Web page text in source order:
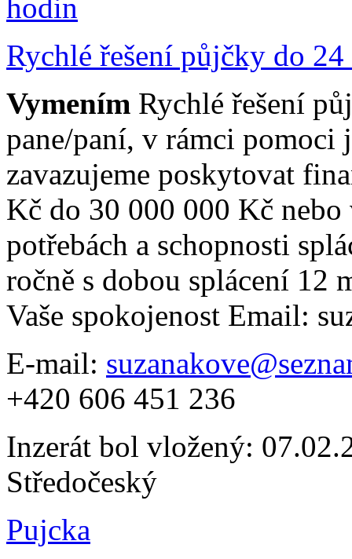
Rychlé řešení půjčky do
Vymením Rychlé řešení
pane/paní, v rámci pomoci
zavazujeme poskytovat
Kč do 30 000 000 Kč
potřebách a schopnosti
ročně s dobou splácení 12
Vaše spokojenost Email:
E-mail:
+420 606 451 236
Inzerát bol vložený:
Středočeský
Pujcka